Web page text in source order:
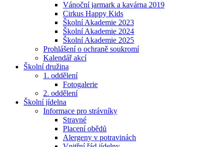
Vánoční jarmark a kavárna 2019
Cirkus Happy Kids
Školní Akademie 2023
Školní Akademie 2024
Školní Akademie 2025
Prohlášení o ochraně soukromí
Kalendář akcí
Školní družina
1. oddělení
Fotogalerie
2. oddělení
Školní jídelna
Informace pro strávníky
Stravné
Placení obědů
Alergeny v potravinách